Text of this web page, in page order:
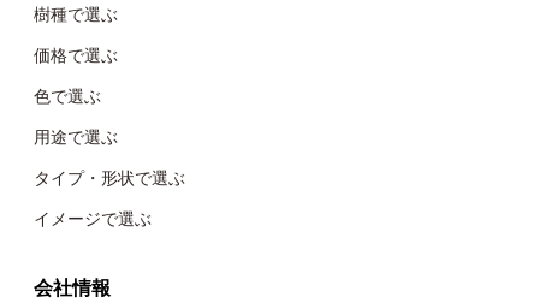
樹種で選ぶ
価格で選ぶ
色で選ぶ
用途で選ぶ
タイプ・形状で選ぶ
イメージで選ぶ
会社情報